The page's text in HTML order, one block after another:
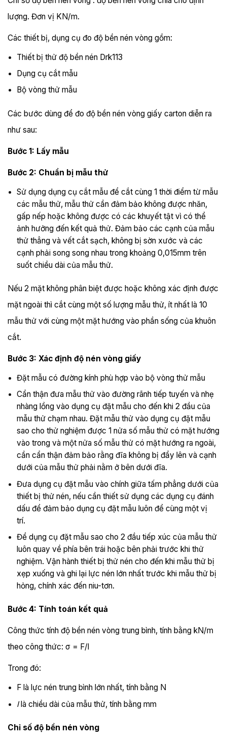
lượng. Đơn vị KN/m.
Các thiết bị, dụng cụ đo độ bền nén vòng gồm:
Thiết bị thử độ bền nén Drk113
Dụng cụ cắt mẫu
Bộ vòng thử mẫu
Các bước dùng để đo độ bền nén vòng giấy carton diễn ra
như sau:
Bước 1: Lấy mẫu
Bước 2: Chuẩn bị mẫu thử
Sử dụng dụng cụ cắt mẫu để cắt cùng 1 thời điểm từ mẫu
các mẫu thử, mẫu thử cần đảm bảo không được nhăn,
gấp nếp hoặc không được có các khuyết tật vì có thể
ảnh hưởng đến kết quả thử. Đảm bảo các cạnh của mẫu
thử thẳng và vết cắt sạch, không bị sờn xước và các
cạnh phải song song nhau trong khoảng 0,015mm trên
suốt chiều dài của mẫu thử.
Nếu 2 mặt không phân biệt được hoặc không xác định được
mặt ngoài thì cắt cùng một số lượng mẫu thử, ít nhất là 10
mẫu thử với cùng một mặt hướng vào phần sống của khuôn
cắt.
Bước 3: Xác định độ nén vòng giấy
Đặt mẫu có đường kính phù hợp vào bộ vòng thử mẫu
Cẩn thận đưa mẫu thử vào đường rãnh tiếp tuyến và nhẹ
nhàng lồng vào dụng cụ đặt mẫu cho đến khi 2 đầu của
mẫu thử chạm nhau. Đặt mẫu thử vào dụng cụ đặt mẫu
sao cho thử nghiệm được 1 nửa số mẫu thử có mặt hướng
vào trong và một nửa số mẫu thử có mặt hướng ra ngoài,
cần cẩn thận đảm bảo rằng đĩa không bị đẩy lên và cạnh
dưới của mẫu thử phải nằm ở bên dưới đĩa.
Đưa dụng cụ đặt mẫu vào chính giữa tấm phẳng dưới của
thiết bị thử nén, nếu cần thiết sử dụng các dụng cụ đánh
dấu để đảm bảo dụng cụ đặt mẫu luôn để cùng một vị
trí.
Để dụng cụ đặt mẫu sao cho 2 đầu tiếp xúc của mẫu thử
luôn quay về phía bên trái hoặc bên phải trước khi thử
nghiệm. Vận hành thiết bị thử nén cho đến khi mẫu thử bị
xẹp xuống và ghi lại lực nén lớn nhất trước khi mẫu thử bị
hỏng, chính xác đến niu-tơn.
Bước 4: Tính toán kết quả
Công thức tính độ bền nén vòng trung bình, tính bằng kN/m
theo công thức: σ = F/l
Trong đó:
F là lực nén trung bình lớn nhất, tính bằng N
llà chiều dài của mẫu thử, tính bằng mm
Chỉ số độ bền nén vòng